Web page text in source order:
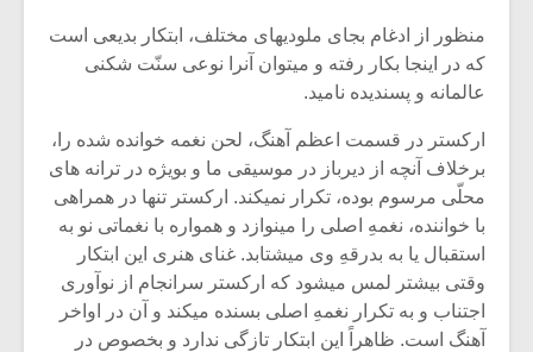
منظور از ادغام بجای ملودیهای مختلف، ابتکار بدیعی است
که در اینجا بکار رفته و میتوان آنرا نوعی سنّت شکنی
عالمانه و پسندیده نامید.
ارکستر در قسمت اعظم آهنگ، لحن نغمه خوانده شده را،
برخلاف آنچه از دیرباز در موسیقی ما و بویژه در ترانه های
محلّی مرسوم بوده، تکرار نمیکند. ارکستر تنها در همراهی
با خواننده، نغمهِ اصلی را مینوازد و همواره با نغماتی نو به
استقبال یا به بدرقهِ وی میشتابد. غنای هنری این ابتکار
وقتی بیشتر لمس میشود که ارکستر سرانجام از نوآوری
اجتناب و به تکرار نغمهِ اصلی بسنده میکند و آن در اواخر
آهنگ است. ظاهراً این ابتکار تازگی ندارد و بخصوص در
یادداشتی بر موسیقی
متن فیلم «متری
شیش و نیم»
اگر نمی توانی
مشهورترین باشی،
بدنام ترین باش
موسیقی
برگزار
سکانسی